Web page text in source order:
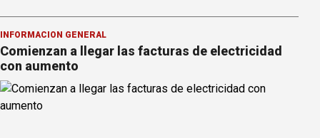
INFORMACION GENERAL
Comienzan a llegar las facturas de electricidad
con aumento